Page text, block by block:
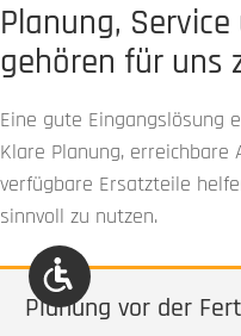
Planung,
gehören für uns
Eine gute Eingangslösung
Klare Planung, erreichbare
verfügbare Ersatzteile
sinnvoll zu nutzen.
Planung vor der
Werkzeugleiste